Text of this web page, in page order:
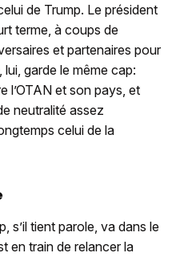
de Trump. Le président
terme, à coups de
et partenaires pour
garde le même cap:
l’OTAN et son pays, et
neutralité assez
celui de la
s’il tient parole, va dans le
en train de relancer la